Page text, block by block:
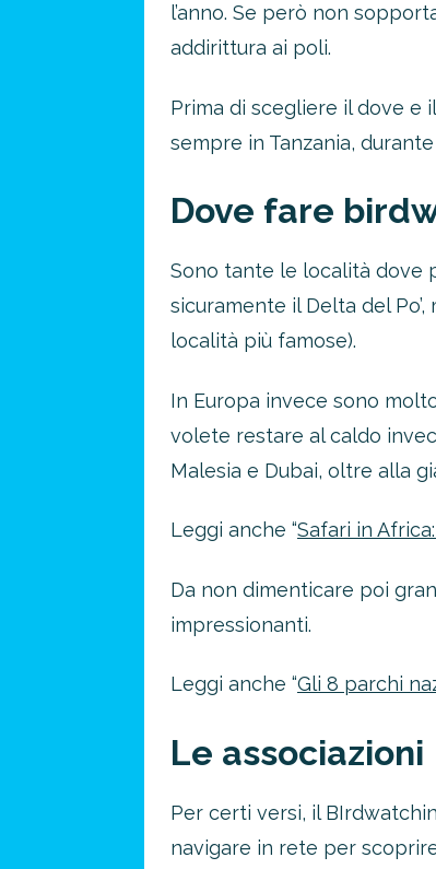
l’anno. Se però non
addirittura ai poli.
Prima di scegliere il dove e
sempre in Tanzania,
Dove fare
Sono tante le località dove
sicuramente il Delta del
località più famose).
In Europa invece sono
volete restare al caldo
Malesia e Dubai, oltre alla
Leggi anche “Safari in
Da non dimenticare poi
impressionanti.
Leggi anche “Gli 8 parchi
Le associazioni
Per certi versi, il
navigare in rete per
4 promozioni, 2
ATTIVA